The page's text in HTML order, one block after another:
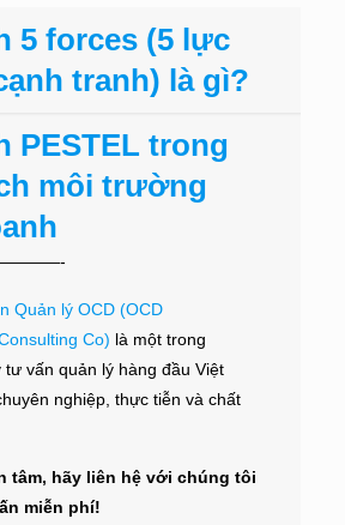
5 forces (5 lực
tranh) là gì?
PESTEL trong
môi trường
Quản lý OCD (OCD
Co) là một trong
tư vấn quản lý hàng đầu Việt
nghiệp, thực tiễn và chất
tâm, hãy liên hệ với chúng tôi
miễn phí!